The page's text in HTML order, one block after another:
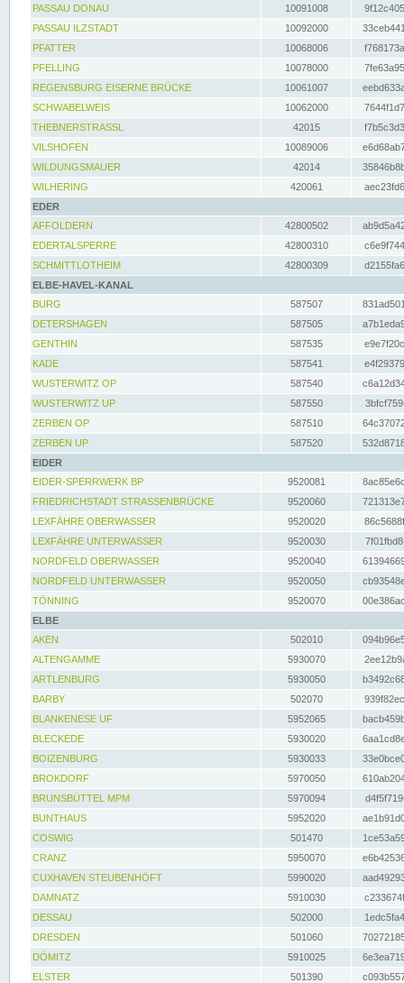
PASSAU DONAU
10091008
PASSAU ILZSTADT
10092000
PFATTER
10068006
PFELLING
10078000
REGENSBURG EISERNE BRÜCKE
10061007
SCHWABELWEIS
10062000
THEBNERSTRASSL
42015
VILSHOFEN
10089006
WILDUNGSMAUER
42014
WILHERING
420061
EDER
AFFOLDERN
42800502
EDERTALSPERRE
42800310
SCHMITTLOTHEIM
42800309
ELBE-HAVEL-KANAL
BURG
587507
DETERSHAGEN
587505
GENTHIN
587535
KADE
587541
WUSTERWITZ OP
587540
WUSTERWITZ UP
587550
ZERBEN OP
587510
ZERBEN UP
587520
EIDER
EIDER-SPERRWERK BP
9520081
FRIEDRICHSTADT STRASSENBRÜCKE
9520060
LEXFÄHRE OBERWASSER
9520020
LEXFÄHRE UNTERWASSER
9520030
NORDFELD OBERWASSER
9520040
NORDFELD UNTERWASSER
9520050
TÖNNING
9520070
ELBE
AKEN
502010
ALTENGAMME
5930070
ARTLENBURG
5930050
BARBY
502070
BLANKENESE UF
5952065
BLECKEDE
5930020
BOIZENBURG
5930033
BROKDORF
5970050
BRUNSBÜTTEL MPM
5970094
BUNTHAUS
5952020
COSWIG
501470
CRANZ
5950070
CUXHAVEN STEUBENHÖFT
5990020
DAMNATZ
5910030
DESSAU
502000
DRESDEN
501060
DÖMITZ
5910025
ELSTER
501390